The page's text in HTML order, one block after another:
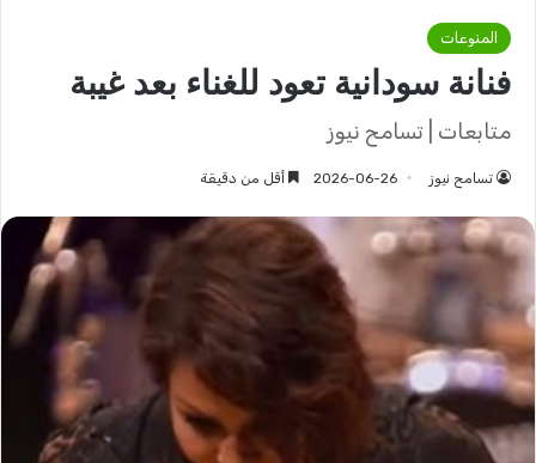
المنوعات
فنانة سودانية تعود للغناء بعد غيبة
متابعات | تسامح نيوز
تسامح نيوز 2026-06-26 أقل من دقيقة